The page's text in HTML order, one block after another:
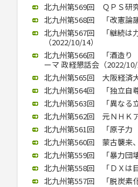
北九州第569回 ＱＰＳ研
北九州第568回 「改憲論
北九州第567回 「継続は
（2022/10/14）
北九州第566回 「酒造り
ーマ 政経懇話会（2022/10/
北九州第565回 大阪経済
北九州第564回 「独立自
北九州第563回 「異なる
北九州第562回 元ＮＨＫ
北九州第561回 「原子力
北九州第560回 蒙古襲来
北九州第559回 「暴力団
北九州第558回 「ＤＸは
北九州第557回 「脱炭素